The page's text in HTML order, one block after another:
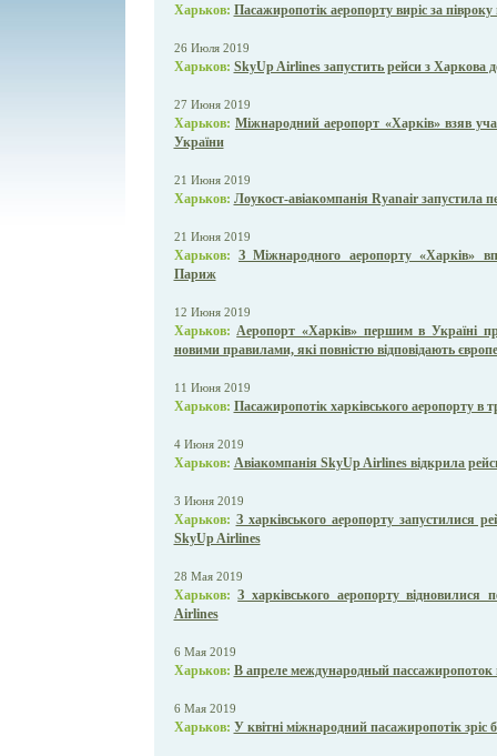
Харьков: Пасажиропотік аеропорту виріс за
26 Июля 2019
Харьков: SkyUp Airlines запустить рейси з Харкова
27 Июня 2019
Харьков: Міжнародний аеропорт «Харків» взяв
України
21 Июня 2019
Харьков: Лоукост-авіакомпанія Ryanair запустила
21 Июня 2019
Харьков: З Міжнародного аеропорту «Харків»
Париж
12 Июня 2019
Харьков: Аеропорт «Харків» першим в Україні
новими правилами, які повністю відповідають
11 Июня 2019
Харьков: Пасажиропотік харківського аеропорту в
4 Июня 2019
Харьков: Авіакомпанія SkyUp Airlines відкрила
3 Июня 2019
Харьков: З харківського аеропорту запустилися
SkyUp Airlines
28 Мая 2019
Харьков: З харківського аеропорту відновилися
Airlines
6 Мая 2019
Харьков: В апреле международный
6 Мая 2019
Харьков: У квітні міжнародний пасажиропотік зріс